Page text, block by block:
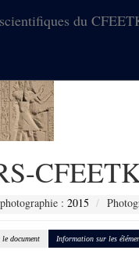
du
: 2015
document Information sur les